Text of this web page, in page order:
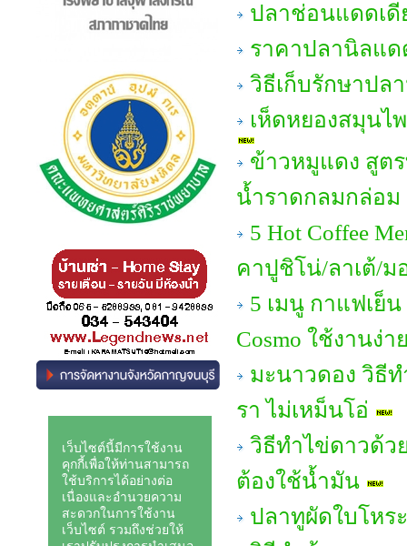
ปลาช่อนแดดเดี
ราคาปลานิลแด
วิธีเก็บรักษาปล
เห็ดหยองสมุนไ
ข้าวหมูแดง สูต
น้ำราดกลมกล่อม
5 Hot Coffee
คาปูชิโน่/ลาเต้/ม
5 เมนู กาแฟเย็น
Cosmo ใช้งานง่
มะนาวดอง วิธี
รา ไม่เหม็นโอ่
วิธีทำไข่ดาวด้ว
ต้องใช้น้ำมัน
ปลาทูผัดใบโหร